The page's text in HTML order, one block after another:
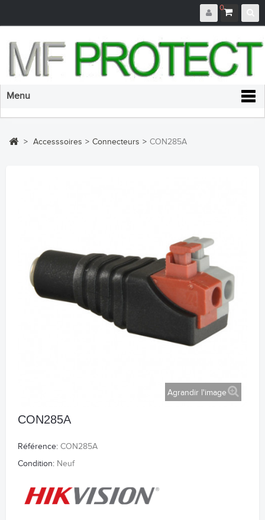
0
Menu
> Accesssoires > Connecteurs > CON285A
Agrandir l'image
CON285A
Référence: CON285A
Condition: Neuf